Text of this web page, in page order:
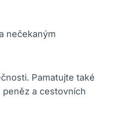
nečekaným
Pamatujte také
a cestovních